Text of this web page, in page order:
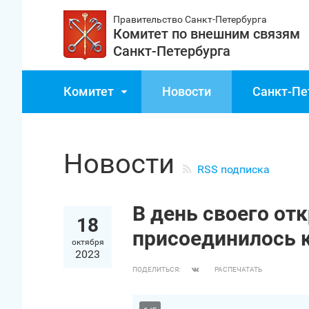
Правительство Санкт‑Петербурга
Комитет по внешним связям
Санкт‑Петербурга
Комитет Новости
Новости RSS подписка
18
октября
2023
В день своего
присоединилось
ПОДЕЛИТЬСЯ: РАСПЕЧАТАТЬ